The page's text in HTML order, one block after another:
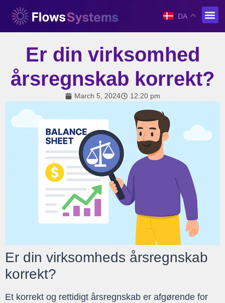
DA
Er din virksomhed
årsregnskab korrekt?
March 5, 2024 12:20 pm
Er din virksomheds årsregnskab
korrekt?
Et korrekt og rettidigt årsregnskab er afgørende for